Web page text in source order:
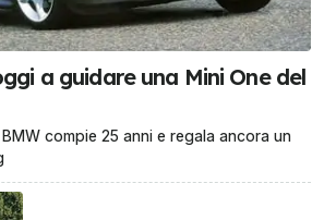
a guidare una Mini One del
compie 25 anni e regala ancora un